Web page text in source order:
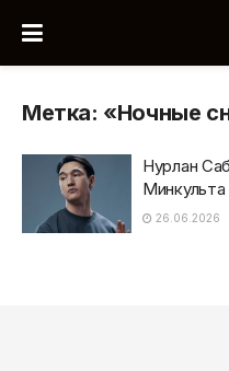
Метка: «Ночные
Нурлан
26.06.2026